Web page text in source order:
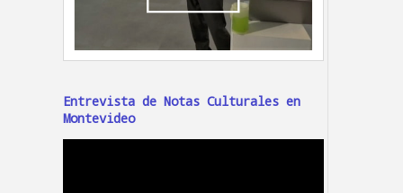
Entrevista de Notas Culturales en
Montevideo